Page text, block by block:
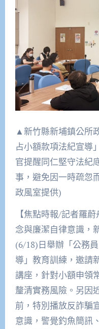
▲新竹縣新埔鎮公所
占小額款項法紀宣導
官提醒同仁堅守法紀
事，避免因一時疏忽
政風室提供)
【焦點時報/記者羅
念與廉潔自律意識，
(6/18)日舉辦「公務
導」教育訓練，邀請
講座，針對小額申領
釐清實務風險。另因
前，特別播放反詐騙
意識，警覺釣魚簡訊